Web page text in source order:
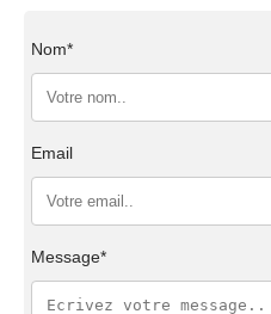
Nom*
Email
Message*